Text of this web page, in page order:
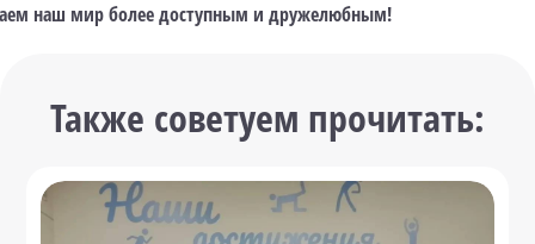
наш мир более доступным и дружелюбным!
Также советуем прочитать: